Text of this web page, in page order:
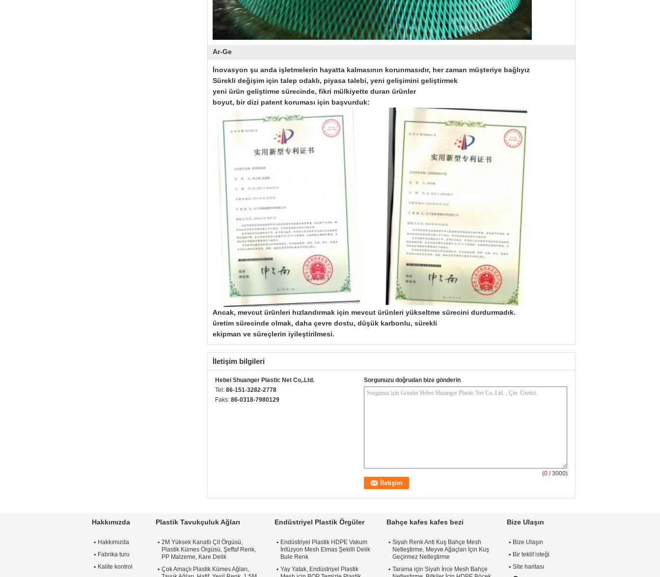
Ar-Ge
İnovasyon şu anda işletmelerin hayatta kalmasının korunmasıdır, her zaman müşteriye bağlıyız
Sürekli değişim için talep odaklı, piyasa talebi, yeni gelişimini geliştirmek
yeni ürün geliştirme sürecinde, fikri mülkiyette duran ürünler
boyut, bir dizi patent koruması için başvurduk:
Ancak, mevcut ürünleri hızlandırmak için mevcut ürünleri yükseltme sürecini durdurmadık.
üretim sürecinde olmak, daha çevre dostu, düşük karbonlu, sürekli
ekipman ve süreçlerin iyileştirilmesi.
İletişim bilgileri
Hebei Shuanger Plastic Net Co,.Ltd.
Tel: 86-151-3282-2778
Faks: 86-0318-7980129
Sorgunuzu doğrudan bize gönderin
(0 / 3000)
Hakkımızda
Hakkımızda
Fabrika turu
Kalite kontrol
Plastik Tavukçuluk Ağları
2M Yüksek Kanatlı Çit Örgüsü,
Plastik Kümes Örgüsü, Şeffaf Renk,
PP Malzeme, Kare Delik
Çok Amaçlı Plastik Kümes Ağları,
Endüstriyel Plastik Örgüler
Endüstriyel Plastik HDPE Vakum
İnfüzyon Mesh Elmas Şekilli Delik
Bule Renk
Yay Yatak, Endüstriyel Plastik
Bahçe kafes kafes bezi
Siyah Renk Anti Kuş Bahçe Mesh
Netleştirme, Meyve Ağaçları İçin Kuş
Geçirmez Netleştirme
Tarama için Siyah İnce Mesh Bahçe
Bize Ulaşın
Bize Ulaşın
Bir teklif isteği
Site haritası